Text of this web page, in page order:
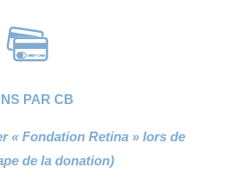
PAR CB
« Fondation Retina » lors de
de la donation)